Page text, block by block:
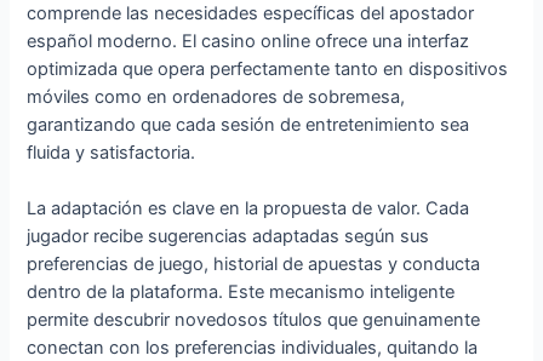
comprende las necesidades específicas del apostador
español moderno. El casino online ofrece una interfaz
optimizada que opera perfectamente tanto en dispositivos
móviles como en ordenadores de sobremesa,
garantizando que cada sesión de entretenimiento sea
fluida y satisfactoria.
La adaptación es clave en la propuesta de valor. Cada
jugador recibe sugerencias adaptadas según sus
preferencias de juego, historial de apuestas y conducta
dentro de la plataforma. Este mecanismo inteligente
permite descubrir novedosos títulos que genuinamente
conectan con los preferencias individuales, quitando la